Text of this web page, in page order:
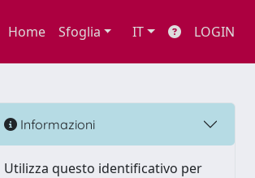
Home Sfoglia IT LOGIN
Informazioni
Utilizza questo identificativo per